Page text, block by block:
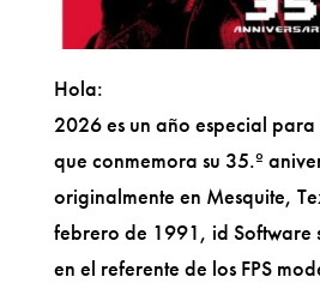
Hola:
2026 es un año especial
que conmemora su 35.º
originalmente en Mesquite,
febrero de 1991, id Software
en el referente de los FPS